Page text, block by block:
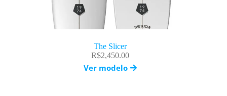
The Slicer
R$2,450.00
Ver modelo